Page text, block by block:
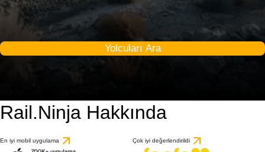
Yolcuları Ara
Rail.Ninja Hakkında
En iyi mobil uygulama Çok iyi değerlendirildi